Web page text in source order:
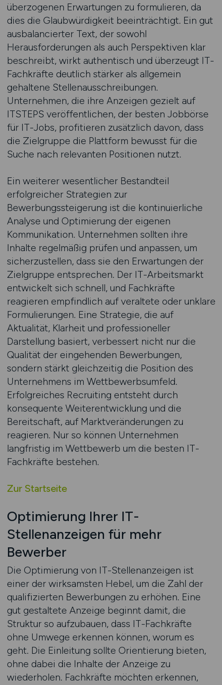
überzogenen Erwartungen zu formulieren, da
dies die Glaubwürdigkeit beeinträchtigt. Ein gut
ausbalancierter Text, der sowohl
Herausforderungen als auch Perspektiven klar
beschreibt, wirkt authentisch und überzeugt IT-
Fachkräfte deutlich stärker als allgemein
gehaltene Stellenausschreibungen.
Unternehmen, die ihre Anzeigen gezielt auf
ITSTEPS veröffentlichen, der besten Jobbörse
für IT-Jobs, profitieren zusätzlich davon, dass
die Zielgruppe die Plattform bewusst für die
Suche nach relevanten Positionen nutzt.
Ein weiterer wesentlicher Bestandteil
erfolgreicher Strategien zur
Bewerbungssteigerung ist die kontinuierliche
Analyse und Optimierung der eigenen
Kommunikation. Unternehmen sollten ihre
Inhalte regelmäßig prüfen und anpassen, um
sicherzustellen, dass sie den Erwartungen der
Zielgruppe entsprechen. Der IT-Arbeitsmarkt
entwickelt sich schnell, und Fachkräfte
reagieren empfindlich auf veraltete oder unklare
Formulierungen. Eine Strategie, die auf
Aktualität, Klarheit und professioneller
Darstellung basiert, verbessert nicht nur die
Qualität der eingehenden Bewerbungen,
sondern stärkt gleichzeitig die Position des
Unternehmens im Wettbewerbsumfeld.
Erfolgreiches Recruiting entsteht durch
konsequente Weiterentwicklung und die
Bereitschaft, auf Marktveränderungen zu
reagieren. Nur so können Unternehmen
langfristig im Wettbewerb um die besten IT-
Fachkräfte bestehen.
Zur Startseite
Optimierung Ihrer IT-
Stellenanzeigen für mehr
Bewerber
Die Optimierung von IT-Stellenanzeigen ist
einer der wirksamsten Hebel, um die Zahl der
qualifizierten Bewerbungen zu erhöhen. Eine
gut gestaltete Anzeige beginnt damit, die
Struktur so aufzubauen, dass IT-Fachkräfte
ohne Umwege erkennen können, worum es
geht. Die Einleitung sollte Orientierung bieten,
ohne dabei die Inhalte der Anzeige zu
wiederholen. Fachkräfte möchten erkennen,